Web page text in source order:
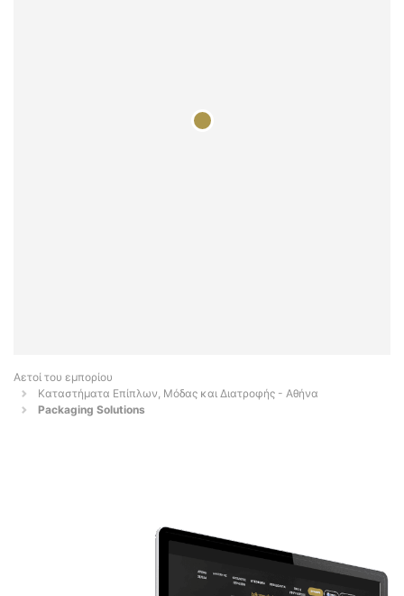
Αετοί του εμπορίου
Καταστήματα Επίπλων, Μόδας και Διατροφής - Αθήνα
Packaging Solutions